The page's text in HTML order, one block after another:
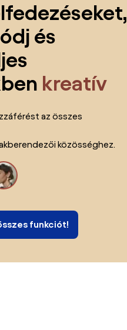
és
kreatív
az összes
közösséghez.
funkciót!